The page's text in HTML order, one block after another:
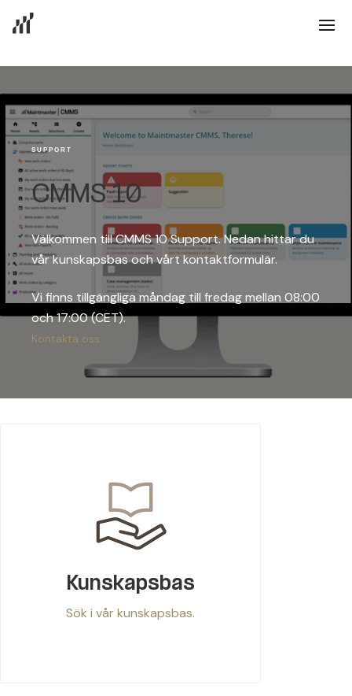
SUPPORT
CMMS 10
Välkommen till CMMS 10 Support. Nedan hittar du
vår kunskapsbas och vårt kontaktformulär.
Vi finns tillgängliga måndag till fredag mellan 08:00
och 17:00 (CET).
Kontakta oss
Kunskapsbas
Sök i vår kunskapsbas.